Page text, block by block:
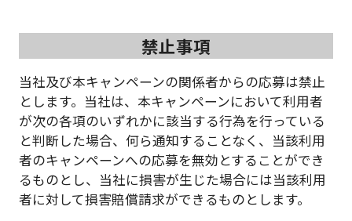
禁止事項
当社及び本キャンペーンの関係者からの応募は禁止
とします。当社は、本キャンペーンにおいて利用者
が次の各項のいずれかに該当する行為を行っている
と判断した場合、何ら通知することなく、当該利用
者のキャンペーンへの応募を無効とすることができ
るものとし、当社に損害が生じた場合には当該利用
者に対して損害賠償請求ができるものとします。